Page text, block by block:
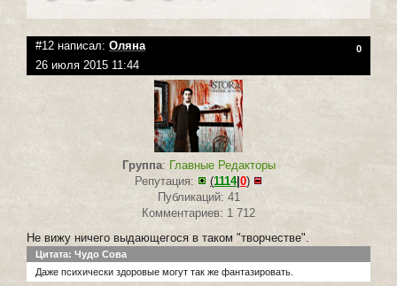
#12 написал: Оляна 0
26 июля 2015 11:44
Группа: Главные Редакторы
Репутация:
(1114| 0)
Публикаций: 41
Комментариев: 1 712
Не вижу ничего выдающегося в таком "творчестве".
Цитата: Чудо Сова
Даже психически здоровые могут так же фантазировать.